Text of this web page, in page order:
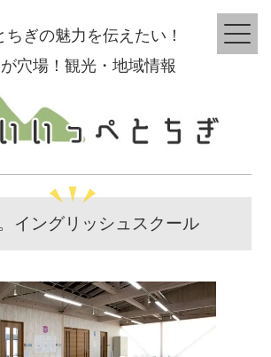
ちぎの魅力を伝えたい！
穴場！観光・地域情報
イングリッシュスクール